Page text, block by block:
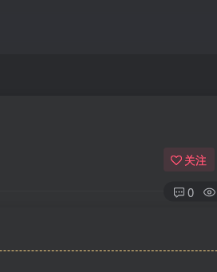
关注
0